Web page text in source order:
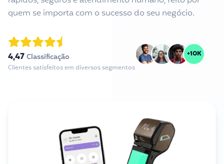
quem se importa com o sucesso do seu negócio.
4,47Classificação
Clientes satisfeitos em diversos segmentos
+10K